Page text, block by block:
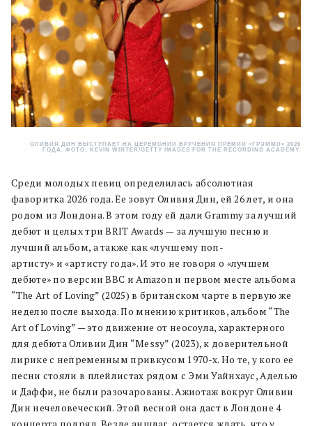
ОЛИВИЯ ДИН ВЫСТУПАЕТ НА ЦЕРЕМОНИИ ВРУЧЕНИЯ ПРЕМИИ «ГРЭММИ» 2026
ГОДА. ФОТО: KEVIN WINTER/GETTY IMAGES FOR THE RECORDING ACADEMY.
Среди молодых певиц определилась абсолютная
фаворитка 2026 года. Ее зовут Оливия Дин, ей 26 лет, и она
родом из Лондона. В этом году ей дали Grammy за лучший
дебют и целых три BRIT Awards — за лучшую песню и
лучший альбом, а также как «лучшему поп-
артисту» и «артисту года». И это не говоря о «лучшем
дебюте» по версии BBC и Amazon и первом месте альбома
“The Art of Loving” (2025) в британском чарте в первую же
неделю после выхода. По мнению критиков, альбом “The
Art of Loving” — это движение от неосоула, характерного
для дебюта Оливии Дин “Messy” (2023), к доверительной
лирике с непременным привкусом 1970-х. Но те, у кого ее
песни стояли в плейлистах рядом с Эми Уайнхаус, Аделью
и Даффи, не были разочарованы. Ажиотаж вокруг Оливии
Дин нечеловеческий. Этой весной она даст в Лондоне 4